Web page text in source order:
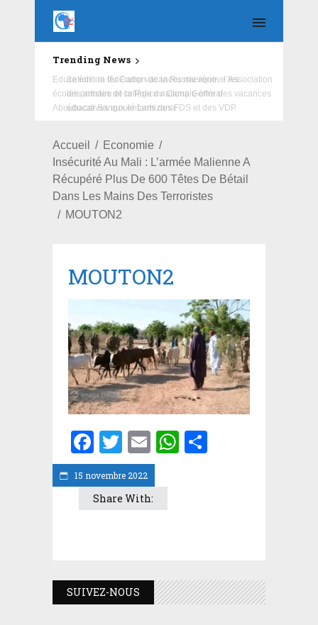
Trending News
Education : la fédération de la Russie rénove les
écoles primaire et collège du Camp Général
Aboubacar Sangoulé Lamizana
Accueil
Economie
Insécurité Au Mali : L’armée Malienne A
Récupéré Plus De 600 Têtes De Bétail
Dans Les Mains Des Terroristes
MOUTON2
15 novembre 2022
MOUTON2
Facebook
Twitter
EmailWhatsApp
Share With:
SUIVEZ-NOUS